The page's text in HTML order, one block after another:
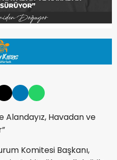
Alandayız, Havadan ve
Komitesi Başkanı,